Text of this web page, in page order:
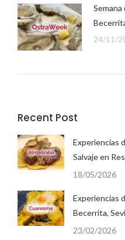
24/11/
Recent Post
Experiencias
Salvaje en
18/05/2026
Experiencias
Becerrita,
23/02/2026